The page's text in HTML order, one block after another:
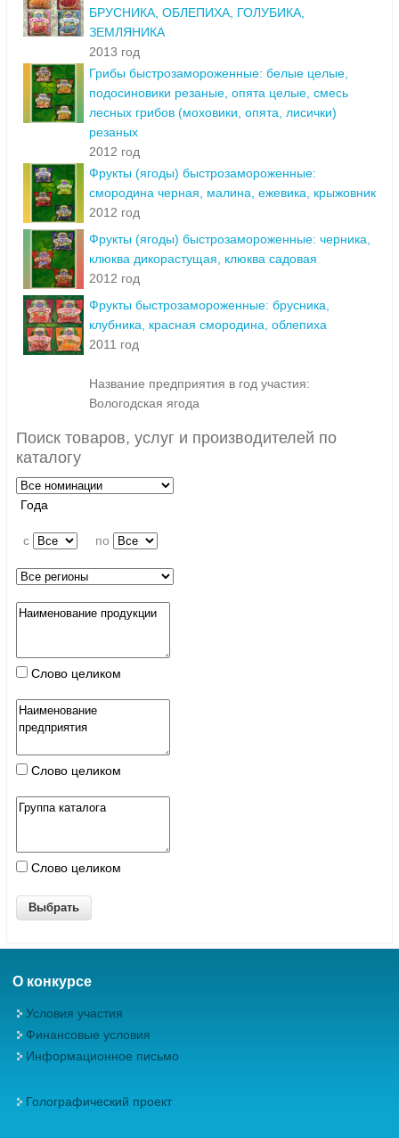
БРУСНИКА, ОБЛЕПИХА, ГОЛУБИКА,
ЗЕМЛЯНИКА
2013 год
Грибы быстрозамороженные: белые целые,
подосиновики резаные, опята целые, смесь
лесных грибов (моховики, опята, лисички)
резаных
2012 год
Фрукты (ягоды) быстрозамороженные:
смородина черная, малина, ежевика, крыжовник
2012 год
Фрукты (ягоды) быстрозамороженные: черника,
клюква дикорастущая, клюква садовая
2012 год
Фрукты быстрозамороженные: брусника,
клубника, красная смородина, облепиха
2011 год
Название предприятия в год участия:
Вологодская ягода
Поиск товаров, услуг и производителей по
каталогу
Года
c по
Слово целиком
Слово целиком
Слово целиком
О конкурсе
Условия участия
Финансовые условия
Информационное письмо
Голографический проект